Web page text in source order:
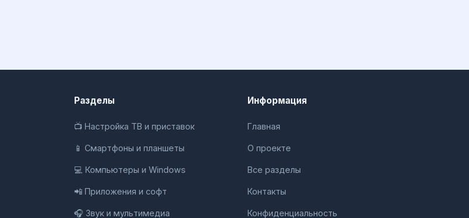
Разделы
📺 Настройка ТВ и приставок
📱 Смартфоны и планшеты
💻 Компьютеры и Windows
📲 Приложения и софт
🎧 Звук и мультимедиа
Информация
Главная
О проекте
Все разделы
Контакты
Конфиденциальность